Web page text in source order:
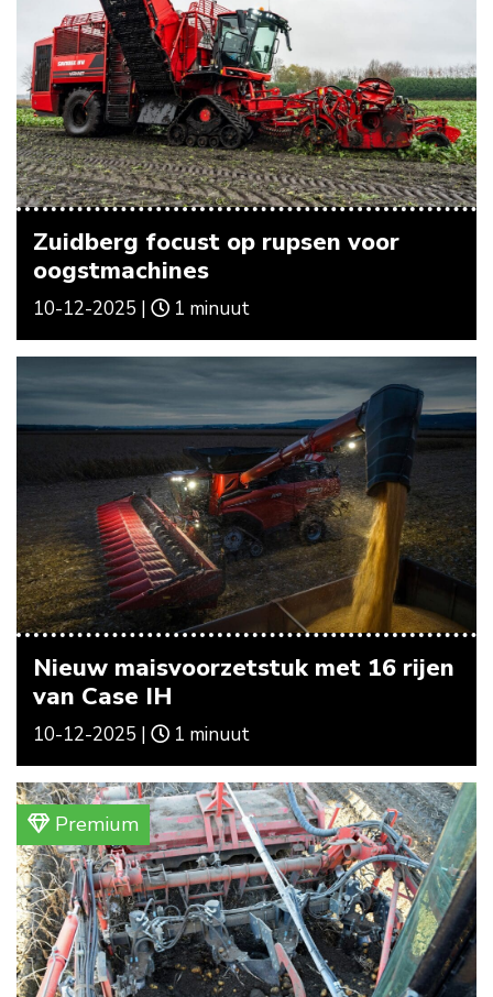
Zuidberg focust op rupsen voor
oogstmachines
10-12-2025 | 1 minuut
Nieuw maisvoorzetstuk met 16 rijen
van Case IH
10-12-2025 | 1 minuut
Premium